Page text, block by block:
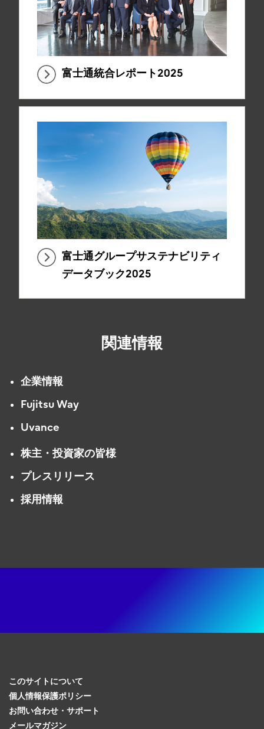
富士通統合レポート2025
富士通グループサステナビリティ
データブック2025
関連情報
企業情報
Fujitsu Way
Uvance
株主・投資家の皆様
プレスリリース
採用情報
このサイトについて
個人情報保護ポリシー
お問い合わせ・サポート
メールマガジン